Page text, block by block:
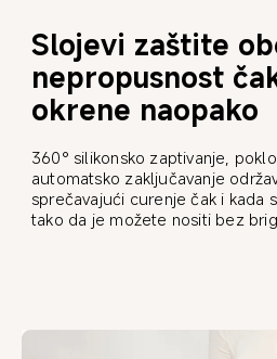
Slojevi zaštite
nepropusnost
okrene naopako
360° silikonsko zaptivanje,
automatsko zaključavanje
sprečavajući curenje čak i kada
tako da je možete nositi bez